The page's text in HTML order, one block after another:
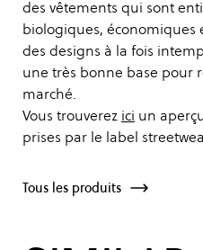
des vêtements qui sont
biologiques, économiques
des designs à la fois
une très bonne base pour
marché.
Vous trouverez ici un
prises par le label
Tous les produits